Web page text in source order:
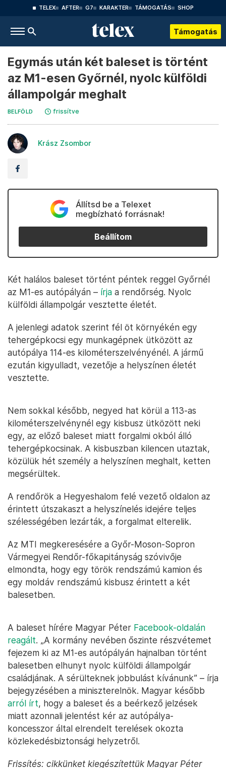
TELEX AFTER G7 KARAKTER TÁMOGATÁS SHOP
Támogatás
Egymás után két baleset is történt
az M1-esen Győrnél, nyolc külföldi
állampolgár meghalt
BELFÖLD frissítve
Krász Zsombor
Állítsd be a Telexet
megbízható forrásnak!
Beállítom
Két halálos baleset történt péntek reggel Győrnél
az M1-es autópályán – írja a rendőrség. Nyolc
külföldi állampolgár vesztette életét.
A jelenlegi adatok szerint fél öt környékén egy
tehergépkocsi egy munkagépnek ütközött az
autópálya 114-es kilométerszelvényénél. A jármű
ezután kigyulladt, vezetője a helyszínen életét
vesztette.
Nem sokkal később, negyed hat körül a 113-as
kilométerszelvénynél egy kisbusz ütközött neki
egy, az előző baleset miatt forgalmi okból álló
tehergépkocsinak. A kisbuszban kilencen utaztak,
közülük hét személy a helyszínen meghalt, ketten
megsérültek.
A rendőrök a Hegyeshalom felé vezető oldalon az
érintett útszakaszt a helyszínelés idejére teljes
szélességében lezárták, a forgalmat elterelik.
Az MTI megkeresésére a Győr-Moson-Sopron
Vármegyei Rendőr-főkapitányság szóvivője
elmondta, hogy egy török rendszámú kamion és
egy moldáv rendszámú kisbusz érintett a két
balesetben.
A baleset hírére Magyar Péter Facebook-oldalán
reagált. „A kormány nevében őszinte részvétemet
fejezem ki az M1-es autópályán hajnalban történt
balesetben elhunyt nyolc külföldi állampolgár
családjának. A sérülteknek jobbulást kívánunk” – írja
bejegyzésében a miniszterelnök. Magyar később
arról írt, hogy a baleset és a beérkező jelzések
miatt azonnali jelentést kér az autópálya-
koncesszor által elrendelt terelések okozta
közlekedésbiztonsági helyzetről.
Frissítés: cikkünket kiegészítettük Magyar Péter